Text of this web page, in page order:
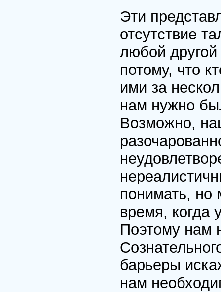
Эти
отсутствие
любой другой
потому, что
ими за
нам нужно
Возможно,
понимать, но
время, когда
Поэтому нам
барьеры
нам